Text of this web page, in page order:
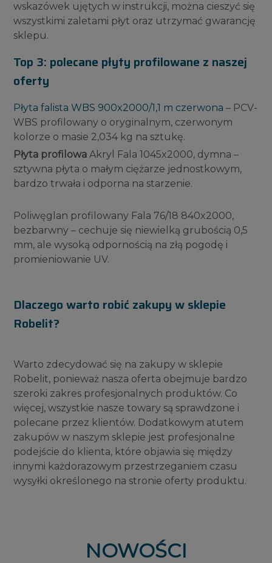
wskazówek ujętych w instrukcji, można cieszyć się
wszystkimi zaletami płyt oraz utrzymać gwarancję
sklepu.
Top 3: polecane płyty profilowane z naszej
oferty
Płyta falista WBS 900x2000/1,1 m czerwona – PCV-
WBS profilowany o oryginalnym, czerwonym
kolorze o masie 2,034 kg na sztukę.
Płyta profilowa Akryl Fala 1045x2000, dymna –
sztywna płyta o małym ciężarze jednostkowym,
bardzo trwała i odporna na starzenie.
Poliwęglan profilowany Fala 76/18 840x2000,
bezbarwny – cechuje się niewielką grubością 0,5
mm, ale wysoką odpornością na złą pogodę i
promieniowanie UV.
Dlaczego warto robić zakupy w sklepie
Robelit?
Warto zdecydować się na zakupy w sklepie
Robelit, ponieważ nasza oferta obejmuje bardzo
szeroki zakres profesjonalnych produktów. Co
więcej, wszystkie nasze towary są sprawdzone i
polecane przez klientów. Dodatkowym atutem
zakupów w naszym sklepie jest profesjonalne
podejście do klienta, które objawia się między
innymi każdorazowym przestrzeganiem czasu
wysyłki określonego na stronie oferty produktu.
NOWOŚCI